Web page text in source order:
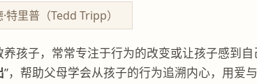
特里普（Tedd Tripp）
养孩子，常常专注于行为的改变或让孩子感到
”，帮助父母学会从孩子的行为追溯内心，用爱